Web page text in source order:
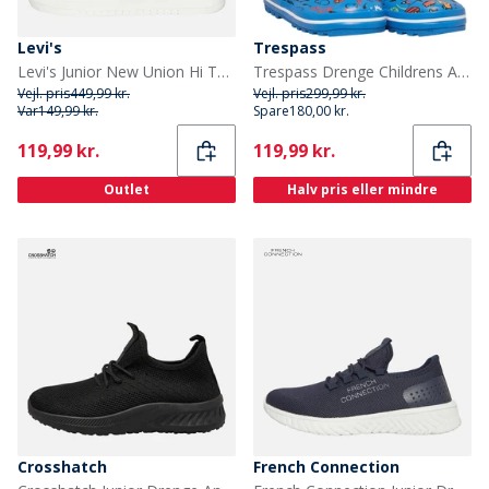
Levi's
Levi's Junior New Union Hi Top Sneakers Hvid 0061
Vejl. pris449,99 kr.
Var149,99 kr.
Current
119,99 kr.
Outlet
Trespass
Trespass Drenge Childrens Apolloton Cartoon Printed Wellington Gummistøvler Blå
Vejl. pris299,99 kr.
Spare180,00 kr.
Current
119,99 kr.
Halv pris eller mindre
Crosshatch
French Connection